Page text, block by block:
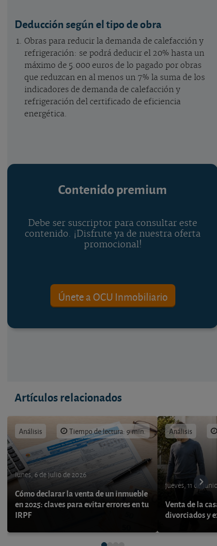
Deducción según el tipo de obra
Obras para reducir la demanda de calefacción y
refrigeración: se podrá deducir el 20% hasta un
máximo de 5.000 euros de lo pagado por obras
que reduzcan en al menos un 7% la suma de los
indicadores de demanda de calefacción y
refrigeración del certificado de eficiencia
energética.
Contenido premium
Debe ser suscriptor para consultar este
contenido. ¡Disfrute ya de nuestra oferta
promocional!
Únete a OCU Inmobiliario
Artículos relacionados
Análisis Tiempo de lectura: 9 min.
lunes, 6 de julio de 2026
Cómo declarar la venta de un inmueble
en 2025: claves para evitar errores en tu
IRPF
Análisis
jueves, 11 de
Venta de la
divorciados y